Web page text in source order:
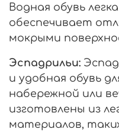
Водная обувь
обеспечивает
мокрыми
Эспадрильи:
и удобная обувь
набережной или
изготовлены из
материалов,